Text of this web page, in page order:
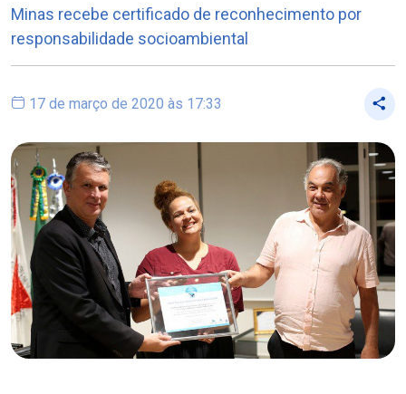
Minas recebe certificado de reconhecimento por
responsabilidade socioambiental
17 de março de 2020 às 17:33